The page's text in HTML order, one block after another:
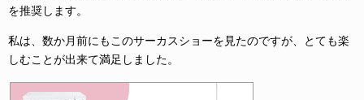
を推奨します。
私は、数か月前にもこのサーカスショーを見たのですが、とても楽
しむことが出来て満足しました。